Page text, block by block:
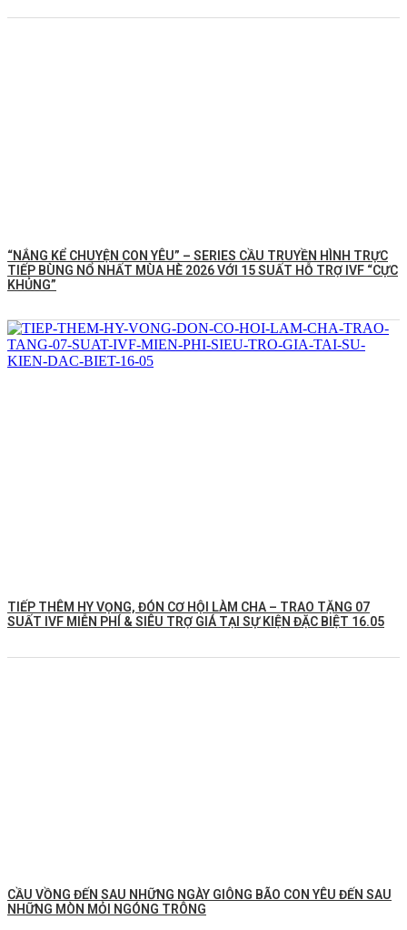
“NẮNG KỂ CHUYỆN CON YÊU” – SERIES CẦU TRUYỀN HÌNH TRỰC
TIẾP BÙNG NỔ NHẤT MÙA HÈ 2026 VỚI 15 SUẤT HỖ TRỢ IVF “CỰC
KHỦNG”
TIẾP THÊM HY VỌNG, ĐÓN CƠ HỘI LÀM CHA – TRAO TẶNG 07
SUẤT IVF MIỄN PHÍ & SIÊU TRỢ GIÁ TẠI SỰ KIỆN ĐẶC BIỆT 16.05
CẦU VỒNG ĐẾN SAU NHỮNG NGÀY GIÔNG BÃO CON YÊU ĐẾN SAU
NHỮNG MÒN MỎI NGÓNG TRÔNG